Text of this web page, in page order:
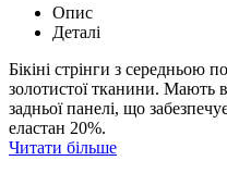
Опис
Деталі
Бікіні стрінги з середньою
золотистої тканини. Мають
задньої панелі, що
еластан 20%.
Читати більше